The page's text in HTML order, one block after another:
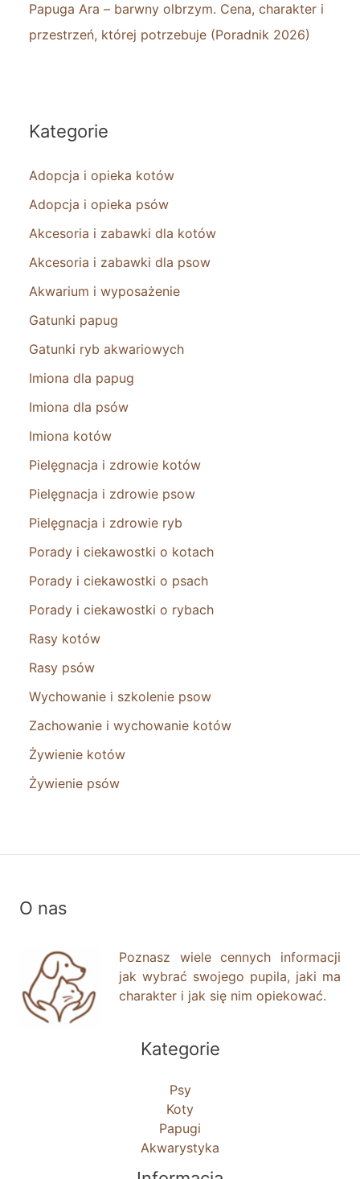
Papuga Ara – barwny olbrzym. Cena, charakter i
przestrzeń, której potrzebuje (Poradnik 2026)
Kategorie
Adopcja i opieka kotów
Adopcja i opieka psów
Akcesoria i zabawki dla kotów
Akcesoria i zabawki dla psow
Akwarium i wyposażenie
Gatunki papug
Gatunki ryb akwariowych
Imiona dla papug
Imiona dla psów
Imiona kotów
Pielęgnacja i zdrowie kotów
Pielęgnacja i zdrowie psow
Pielęgnacja i zdrowie ryb
Porady i ciekawostki o kotach
Porady i ciekawostki o psach
Porady i ciekawostki o rybach
Rasy kotów
Rasy psów
Wychowanie i szkolenie psow
Zachowanie i wychowanie kotów
Żywienie kotów
Żywienie psów
O nas
Poznasz wiele cennych informacji
jak wybrać swojego pupila, jaki ma
charakter i jak się nim opiekować.
Kategorie
Psy
Koty
Papugi
Akwarystyka